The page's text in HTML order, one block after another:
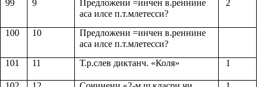
99
9
Предложени =инчен в.реннине
аса илсе п.т.млетесси?
2
100 10
Предложени =инчен в.реннине
аса илсе п.т.млетесси?
101
11 Т.р.слев диктанч. «Коля» 1